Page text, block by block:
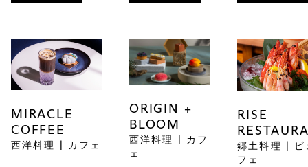
MIRACLE
COFFEE
西洋料理 | カフェ
ORIGIN +
BLOOM
西洋料理 | カフ
ェ
RISE
郷土料理 | ビ
フェ